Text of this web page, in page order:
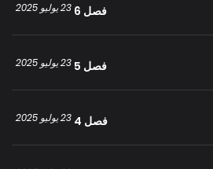
فصل 6 23 يوليو 2025
فصل 5 23 يوليو 2025
فصل 4 23 يوليو 2025